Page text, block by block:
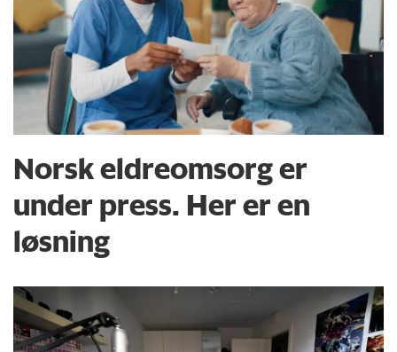
Norsk eldreomsorg er
under press. Her er en
løsning